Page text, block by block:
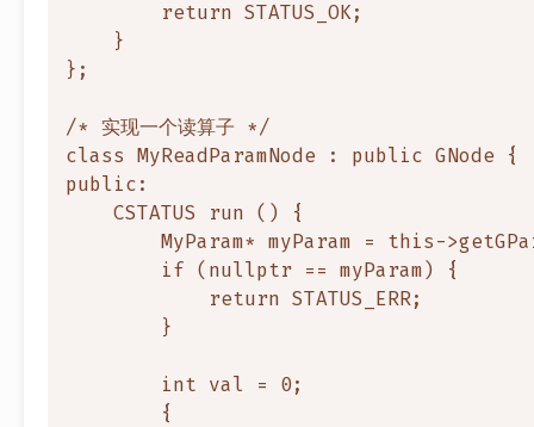
        return STATUS_OK;
    }
};
/* 实现一个读算子 */
class MyReadParamNode : public GNode {
public:
    CSTATUS run () {
MyParam* myParam = this-
        if (nullptr == myParam) {
            return STATUS_ERR;
        }
        int val = 0;
        {